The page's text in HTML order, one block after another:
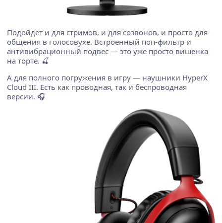
Подойдет и для стримов, и для созвонов, и просто для
общения в голосовухе. Встроенный поп-фильтр и
антивибрационный подвес — это уже просто вишенка
на торте. 🍒
А для полного погружения в игру — наушники HyperX
Cloud III. Есть как проводная, так и беспроводная
версии. 🎧